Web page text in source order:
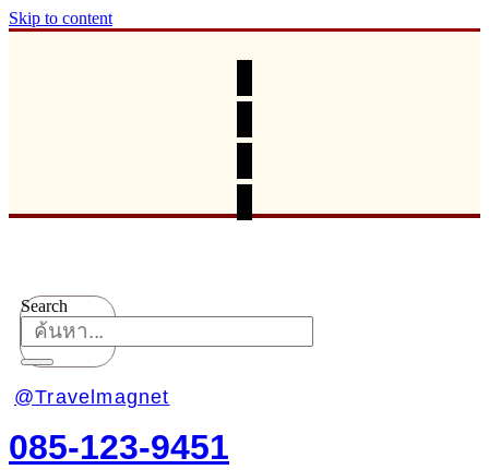
Skip to content
Search
@Travelmagnet
085-123-9451